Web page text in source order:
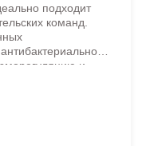
подходит
команд.
и
обладает
и стильным